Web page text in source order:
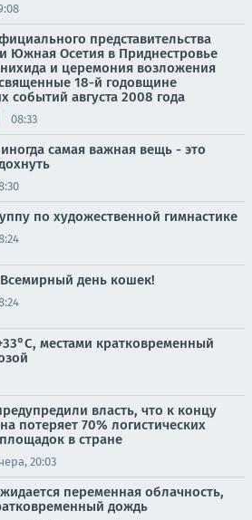
представительства
Южная Осетия в Приднестровье
и церемония возложения
18-й годовщине
событий августа 2008 года
08:33
иногда самая важная вещь - это
по художественной гимнастике
день кошек!
местами кратковременный
власть, что к концу
потеряет 70% логистических
в стране
20:03
переменная облачность,
дождь